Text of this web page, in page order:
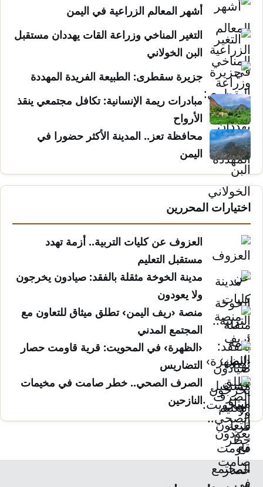
أشهر المعالم الزراعية في اليمن
التغير المناخي وزراعة القات يهددان مستقبل
البن الخولاني
جزيرة سقطرى: الطبيعة الفريدة المهددة
مبادرات ريمة الإنسانية: تكافل مجتمعي ينقذ
الأرواح
محافظة تعز.. المدينة الأكثر حضورا في
اليمن
اختيارات المحررين
العزوف عن كليات التربية.. أزمة تهدد
مستقبل التعليم
مدينة الخوخة مثقلة بالفقد: صيادون يخرجون
ولا يعودون
منصة ‹ريف اليمن› تطلق ميثاق للتعاون مع
المجتمع المدني
‹الظهرة› في المحويت: قرية قاومت حصار
التضاريس
الصرف الصحي.. خطر صامت في مخيمات
النازحين